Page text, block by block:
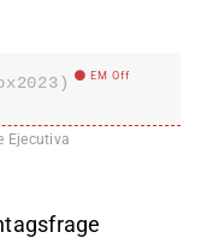
EM Off
Ejecutiva